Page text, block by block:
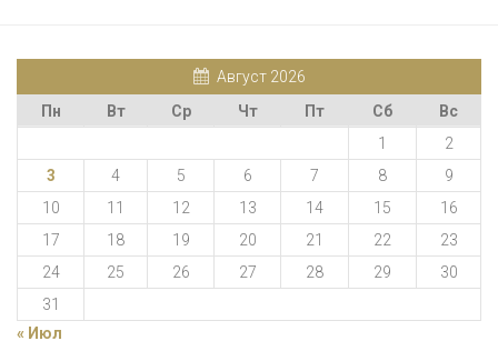
Август 2026
Пн
Вт Ср Чт Пт Сб
Вс
1
2
3
4 5 6 7 8
9
10
11 12 13 14 15
16
17
18 19 20 21 22
23
24
25 26 27 28 29
30
31
« Июл